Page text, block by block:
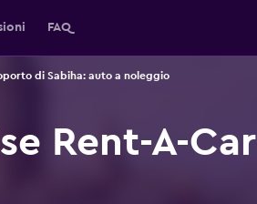
FAQ
di Sabiha: auto a noleggio
Rent-A-